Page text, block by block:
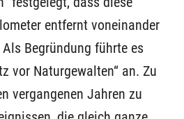
entfernt voneinander
Begründung führte es
vor Naturgewalten“ an. Zu
vergangenen Jahren zu